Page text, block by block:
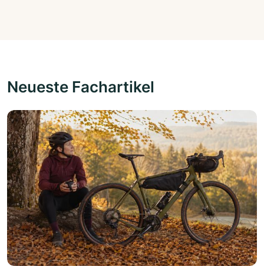
Neueste Fachartikel